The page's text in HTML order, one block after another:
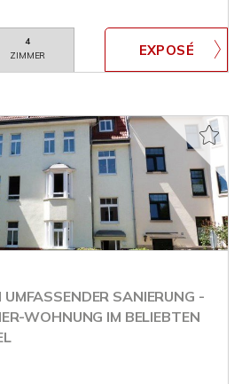
4
ZIMMER
SANIERUNG -
WOHNUNG IM BELIEBTEN